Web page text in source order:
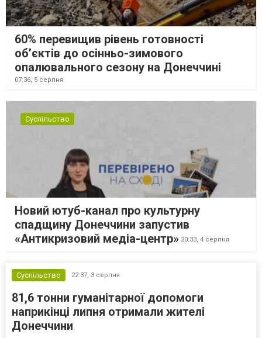
60% перевищив рівень готовності
об’єктів до осінньо-зимового
опалювального сезону на Донеччині
07:36, 5 серпня
Суспільство
Новий ютуб-канал про культурну
спадщину Донеччини запустив
«Антикризовий медіа-центр» 20:33, 4 серпня
Суспільство 22:37, 3 серпня
81,6 тонни гуманітарної допомоги
наприкінці липня отримали жителі
Донеччини